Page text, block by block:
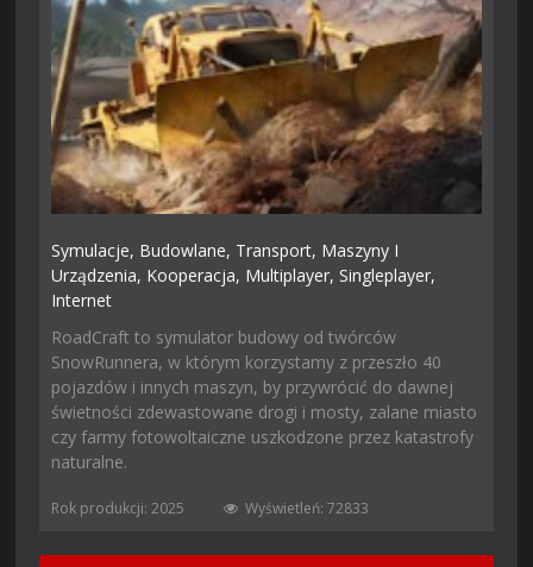
Symulacje, Budowlane, Transport, Maszyny I
Urządzenia, Kooperacja, Multiplayer,Singleplayer,
Internet
RoadCraft to symulator budowy od twórców
SnowRunnera, w którym korzystamy z przeszło 40
pojazdów i innych maszyn, by przywrócić do dawnej
świetności zdewastowane drogi i mosty, zalane miasto
czy farmy fotowoltaiczne uszkodzone przez katastrofy
naturalne.
Rok produkcji: 2025 Wyświetleń: 72833